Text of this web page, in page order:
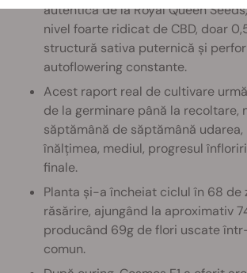
autentică de la Royal Queen
nivel foarte ridicat de CBD, doar
structură sativa puternică și
autoflowering constante.
Acest raport real de cultivare
de la germinare până la recoltare,
săptămână de săptămână
înălțimea, mediul, progresul
finale.
Planta și-a încheiat ciclul în 68 de
răsărire, ajungând la aproximativ
producând 69g de flori uscate
comun.